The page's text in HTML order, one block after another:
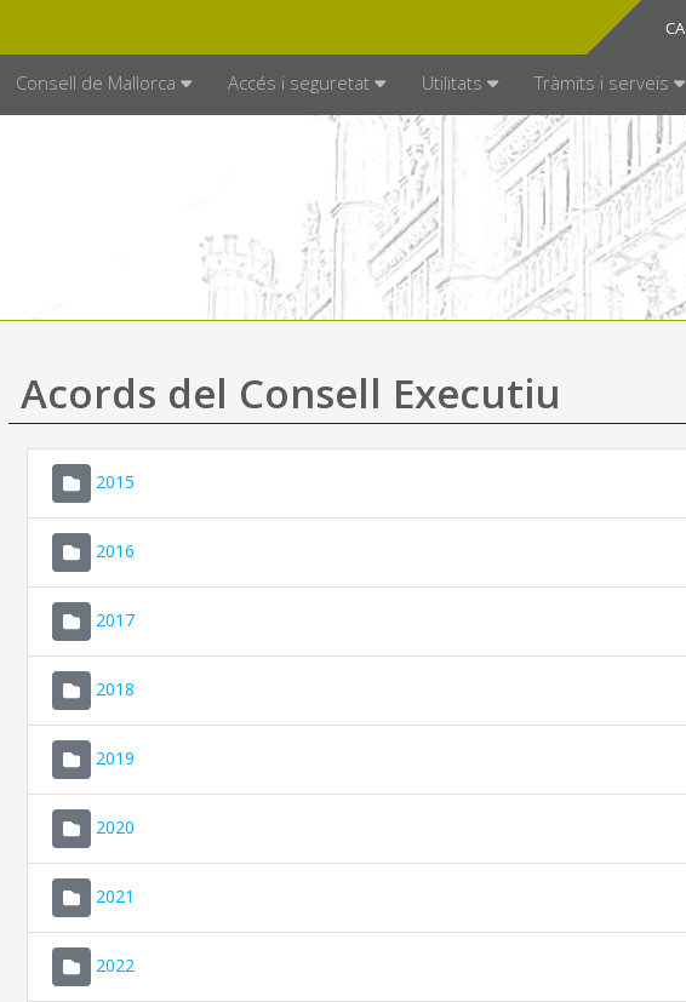
CA
ES
Consell de Mallorca Accés i seguretat Utilitats Tràmits i serveis
Acords del Consell Executiu
2015
2016
2017
2018
2019
2020
2021
2022